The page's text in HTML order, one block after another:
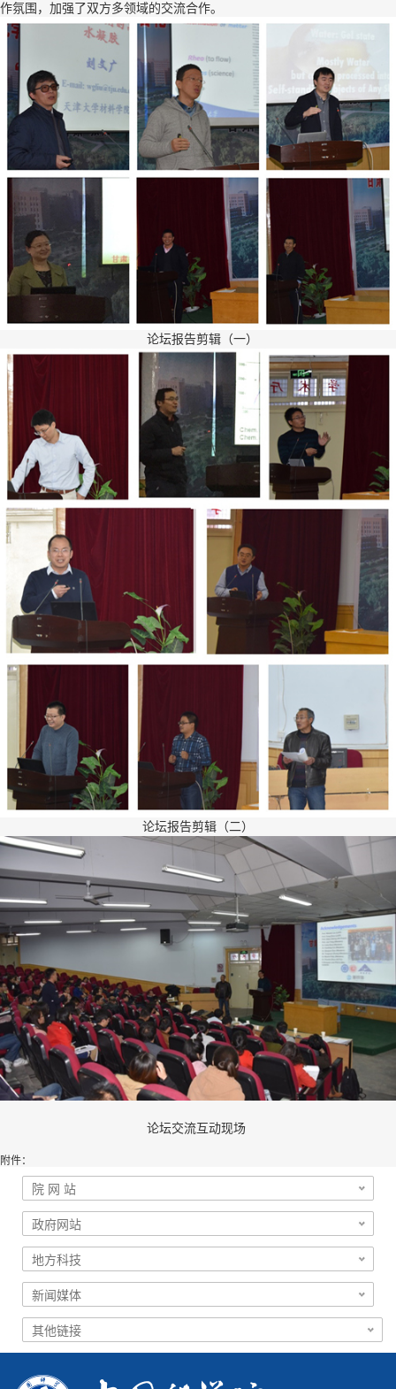
作氛围，加强了双方多领域的交流合作。
论坛报告剪辑（一）
论坛报告剪辑（二）
论坛交流互动现场
附件：